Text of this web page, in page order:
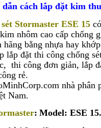
cách lắp đặt kim
Stormaster ESE 15
nhôm cao cấp chống
hãng bằng nhựa hay
lắp đặt thi công chống
thi công đơn giản, lắp
rẻ.
nhà phân
Nam.
: Model: ESE 15.